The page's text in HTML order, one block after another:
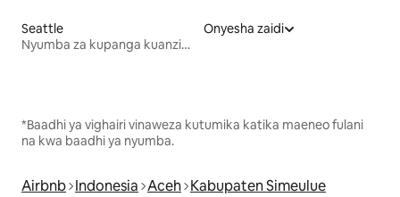
Seattle
Nyumba za kupanga kuanzia mwezi mmoja
Onyesha zaidi
*Baadhi ya vighairi vinaweza kutumika katika maeneo fulani
na kwa baadhi ya nyumba.
Airbnb Indonesia Aceh Kabupaten Simeulue